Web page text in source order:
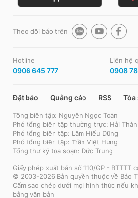
Theo dõi báo trên
Hotline
0906 645 777
Liên hệ
0908
Đặt báo Quảng cáo RSS Tòa
Tổng biên tập: Nguyễn Ngọc Toàn
Phó tổng biên tập thường trực: Hải
Phó tổng biên tập: Lâm Hiếu Dũng
Phó tổng biên tập: Trần Việt Hưng
Tổng thư ký tòa soạn: Đức Trung
Giấy phép xuất bản số 110/GP - BTTTT
© 2003-2026 Bản quyền thuộc về Báo
Cấm sao chép dưới mọi hình thức nếu
bằng văn bản.